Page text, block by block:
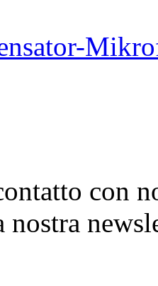
con
nostra